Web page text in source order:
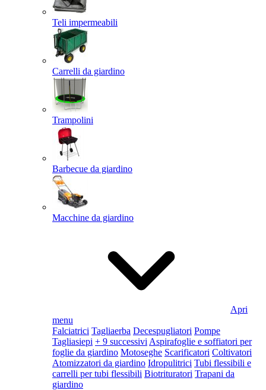
Teli impermeabili
Carrelli da giardino
Trampolini
Barbecue da giardino
Macchine da giardino
Apri
menu
Falciatrici Tagliaerba Decespugliatori Pompe
Tagliasiepi + 9 successivi Aspirafoglie e soffiatori per
foglie da giardino Motoseghe Scarificatori Coltivatori
Atomizzatori da giardino Idropulitrici Tubi flessibili e
carrelli per tubi flessibili Biotrituratori Trapani da
giardino